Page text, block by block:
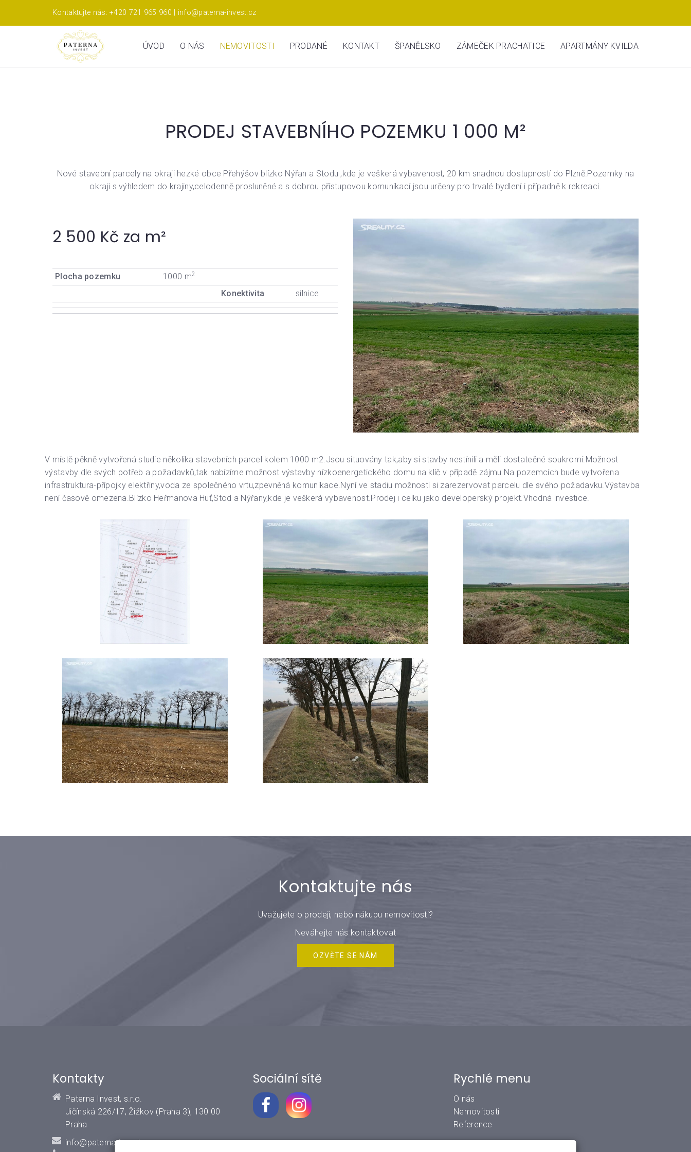
Kontaktujte nás: +420 721 965 960 | info@paterna-invest.cz
ÚVOD O NÁS NEMOVITOSTI PRODANÉ KONTAKT ŠPANĚLSKO ZÁMEČEK PRACHATICE APARTMÁNY KVILDA
PRODEJ STAVEBNÍHO POZEMKU 1 000 M²
Nové stavební parcely na okraji hezké obce Přehýšov blízko Nýřan a Stodu ,kde je veškerá vybavenost, 20 km snadnou dostupností do Plzně.Pozemky na
okraji s výhledem do krajiny,celodenně prosluněné a s dobrou přístupovou komunikací jsou určeny pro trvalé bydlení i případně k rekreaci.
2 500 Kč za m²
Plocha pozemku 1000 m2
Konektivita silnice
V místě pěkně vytvořená studie několika stavebních parcel kolem 1000 m2.Jsou situovány tak,aby si stavby nestínili a měli dostatečné soukromí.Možnost
výstavby dle svých potřeb a požadavků,tak nabízíme možnost výstavby nízkoenergetického domu na klíč v případě zájmu.Na pozemcích bude vytvořena
infrastruktura-přípojky elektřiny,voda ze společného vrtu,zpevněná komunikace.Nyní ve stadiu možnosti si zarezervovat parcelu dle svého požadavku.Výstavba
není časově omezena.Blízko Heřmanova Huť,Stod a Nýřany,kde je veškerá vybavenost.Prodej i celku jako developerský projekt.Vhodná investice.
Kontaktujte nás
Uvažujete o prodeji, nebo nákupu nemovitosti?
Neváhejte nás kontaktovat
OZVĚTE SE NÁM
Kontakty
Paterna Invest, s.r.o.
Jičínská 226/17, Žižkov (Praha 3), 130 00
Praha
info@paterna-invest.cz
Sociální sítě Rychlé menu
O nás
Nemovitosti
Reference